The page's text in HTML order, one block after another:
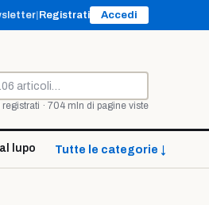
Registrati Accedi
· 704 mln di pagine viste
lupo Tutte le categorie ↓